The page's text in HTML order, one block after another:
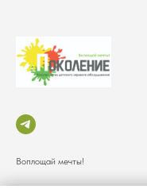
Воплощай мечты!